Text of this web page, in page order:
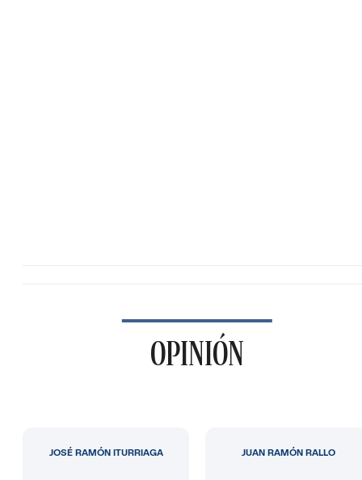
OPINIÓN
JOSÉ RAMÓN ITURRIAGA JUAN RAMÓN RALLO